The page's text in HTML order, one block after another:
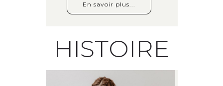
En savoir plus...
HISTOIRE